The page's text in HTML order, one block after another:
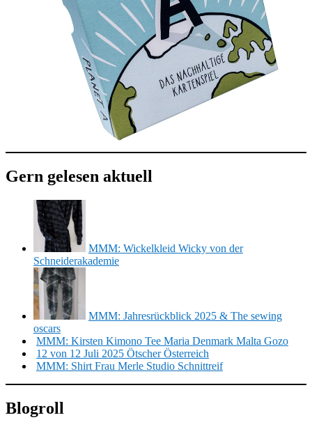
Gern gelesen aktuell
MMM: Wickelkleid Wicky von der
Schneiderakademie
MMM: Jahresrückblick 2025 & The sewing
oscars
MMM: Kirsten Kimono Tee Maria Denmark Malta Gozo
12 von 12 Juli 2025 Ötscher Österreich
MMM: Shirt Frau Merle Studio Schnittreif
Blogroll